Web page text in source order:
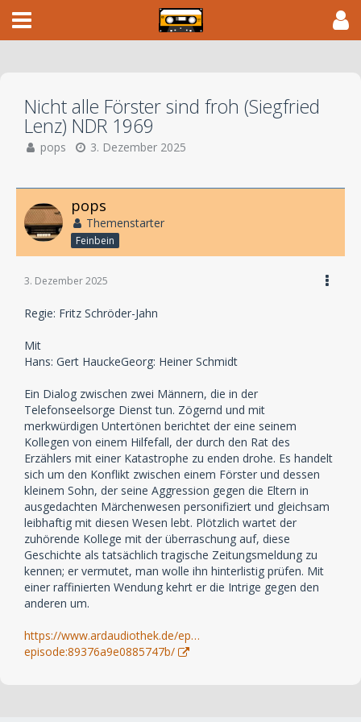
Nicht alle Förster sind froh (Siegfried
Lenz) NDR 1969
pops 3. Dezember 2025
pops
Themenstarter
Feinbein
3. Dezember 2025
Regie: Fritz Schröder-Jahn
Mit
Hans: Gert HauckeGeorg: Heiner Schmidt
Ein Dialog zwischen zwei Männern, die in der
Telefonseelsorge Dienst tun. Zögernd und mit
merkwürdigen Untertönen berichtet der eine seinem
Kollegen von einem Hilfefall, der durch den Rat des
Erzählers mit einer Katastrophe zu enden drohe. Es handelt
sich um den Konflikt zwischen einem Förster und dessen
kleinem Sohn, der seine Aggression gegen die Eltern in
ausgedachten Märchenwesen personifiziert und gleichsam
leibhaftig mit diesen Wesen lebt. Plötzlich wartet der
zuhörende Kollege mit der überraschung auf, diese
Geschichte als tatsächlich tragische Zeitungsmeldung zu
kennen; er vermutet, man wolle ihn hinterlistig prüfen. Mit
einer raffinierten Wendung kehrt er die Intrige gegen den
anderen um.
https://www.ardaudiothek.de/ep…
episode:89376a9e0885747b/